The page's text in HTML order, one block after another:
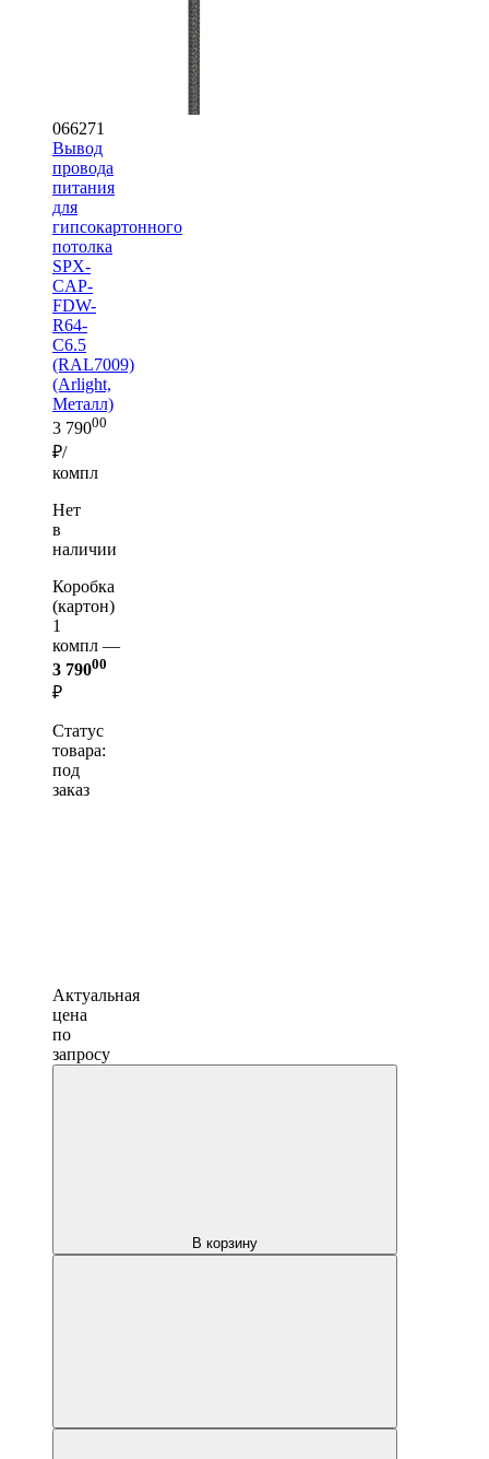
066271
Вывод
провода
питания
для
гипсокартонного
потолка
SPX-
CAP-
FDW-
R64-
C6.5
(RAL7009)
(Arlight,
Металл)
3 79000
₽/
компл
Нет
в
наличии
Коробка
(картон)
1
компл —
3 79000
₽
Статус
товара:
под
заказ
Актуальная
цена
по
запросу
В корзину